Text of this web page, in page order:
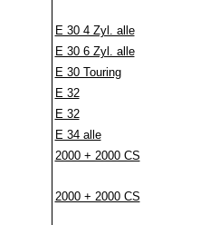
E 30 4 Zyl. alle
E 30 6 Zyl. alle
E 30 Touring
E 32
E 32
E 34 alle
2000 + 2000 CS
2000 + 2000 CS